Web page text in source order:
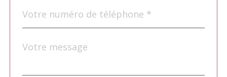
*
Fieldset
par
Message
*